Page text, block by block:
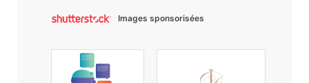
Images sponsorisées